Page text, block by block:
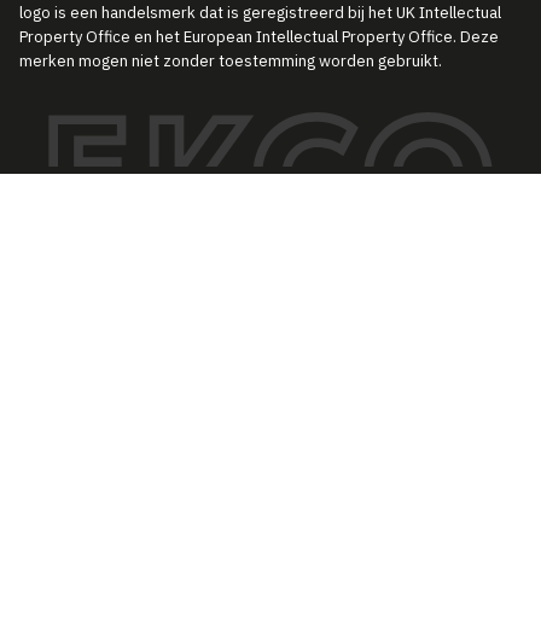
logo is een handelsmerk dat is geregistreerd bij het UK Intellectual
Property Office en het European Intellectual Property Office. Deze
merken mogen niet zonder toestemming worden gebruikt.